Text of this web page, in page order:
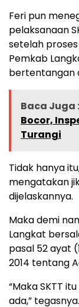
Feri pun
pelaksanaan
setelah
Pemkab
bertentangan
Baca Juga :
Bocor,
Turangi
Tidak hanya
mengatakan
dijelaskannya.
Maka demi
Langkat
pasal 52 ayat
2014 tentang
“Maka SKTT
ada,” tegasnya.